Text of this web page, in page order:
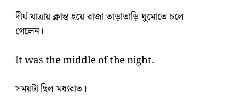
দীর্ঘ যাত্রায় ক্লান্ত হয়ে রাজা তাড়াতাড়ি ঘুমোতে চলে
গেলেন।
It was the middle of the night.
সময়টা ছিল মধ্যরাত।